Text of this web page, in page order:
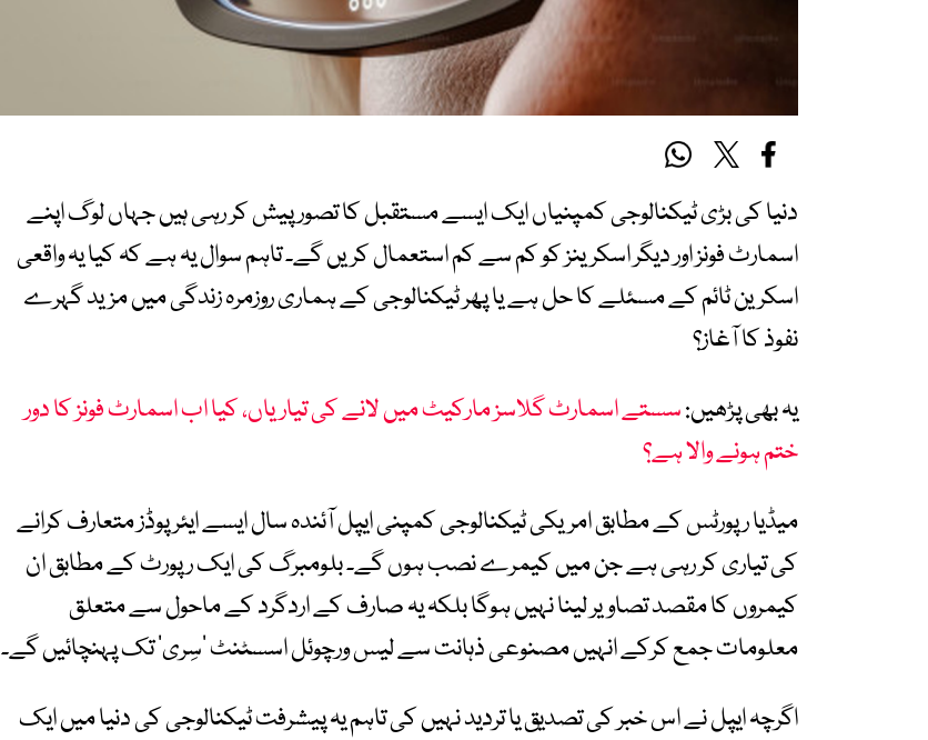
دنیا کی بڑی ٹیکنالوجی کمپنیاں ایک ایسے مستقبل کا تصور پیش کر رہی ہیں جہاں لوگ اپنے
اسمارٹ فونز اور دیگر اسکرینز کو کم سے کم استعمال کریں گے۔ تاہم سوال یہ ہے کہ کیا یہ واقعی
اسکرین ٹائم کے مسئلے کا حل ہے یا پھر ٹیکنالوجی کے ہماری روزمرہ زندگی میں مزید گہرے
نفوذ کا آغاز؟
یہ بھی پڑھیں:سستے اسمارٹ گلاسز مارکیٹ میں لانے کی تیاریاں، کیا اب اسمارٹ فونز کا دور
ختم ہونے والا ہے؟
میڈیا رپورٹس کے مطابق امریکی ٹیکنالوجی کمپنی ایپل آئندہ سال ایسے ایئر پوڈز متعارف کرانے
کی تیاری کر رہی ہے جن میں کیمرے نصب ہوں گے۔ بلومبرگ کی ایک رپورٹ کے مطابق ان
کیمروں کا مقصد تصاویر لینا نہیں ہوگا بلکہ یہ صارف کے اردگرد کے ماحول سے متعلق
معلومات جمع کرکے انہیں مصنوعی ذہانت سے لیس ورچوئل اسسٹنٹ ’سِری‘ تک پہنچائیں گے۔
اگرچہ ایپل نے اس خبر کی تصدیق یا تردید نہیں کی تاہم یہ پیشرفت ٹیکنالوجی کی دنیا میں ایک